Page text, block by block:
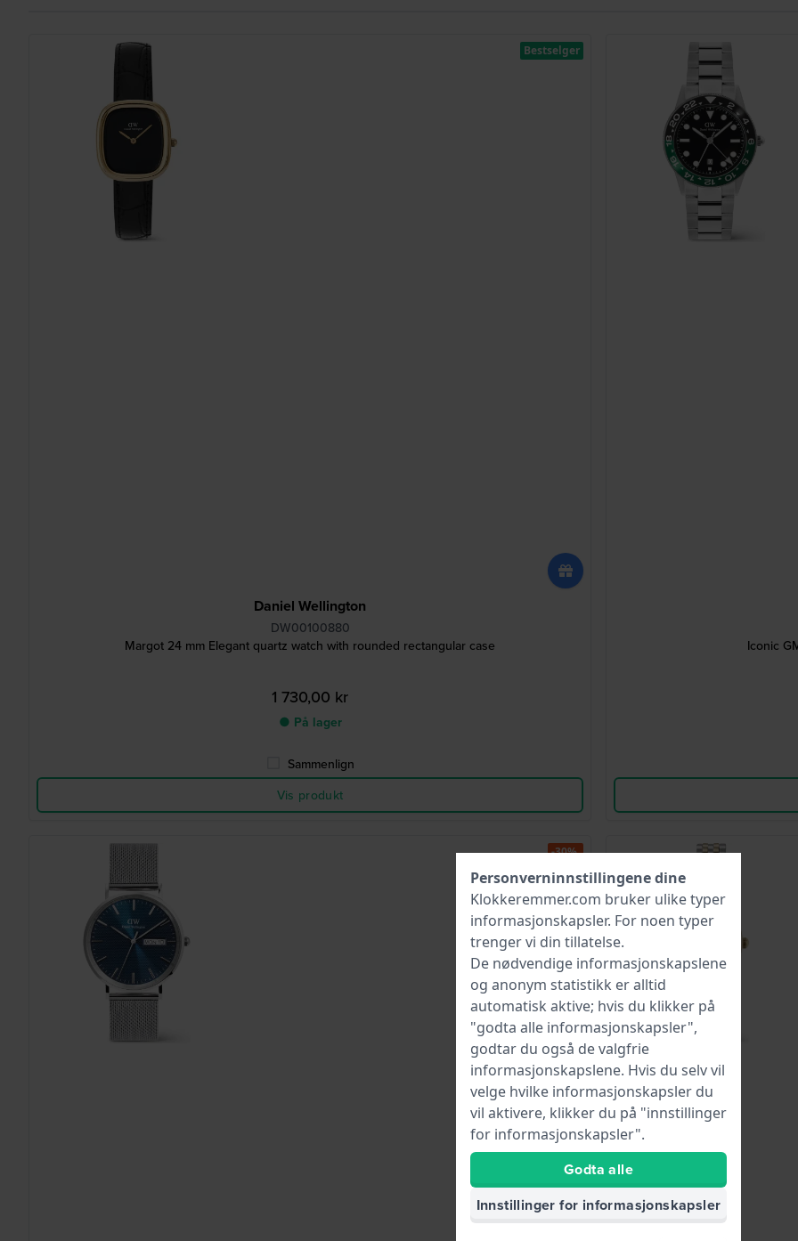
Daniel Wellington
DW00100880
Margot 24 mm Elegant quartz watch with rounded rectangular case
1 730,00 kr
● På lager
Sammenlign
Vis produkt
Bestselger
Iconic
-30%.
Personverninnstillingene dine
Klokkeremmer.com bruker ulike typer
informasjonskapsler. For noen typer
trenger vi din tillatelse.
De nødvendige informasjonskapslene
og anonym statistikk er alltid
automatisk aktive; hvis du klikker på
"godta alle informasjonskapsler",
godtar du også de valgfrie
informasjonskapslene. Hvis du selv vil
velge hvilke informasjonskapsler du
vil aktivere, klikker du på "innstillinger
for informasjonskapsler".
Godta alle
Innstillinger for informasjonskapsler